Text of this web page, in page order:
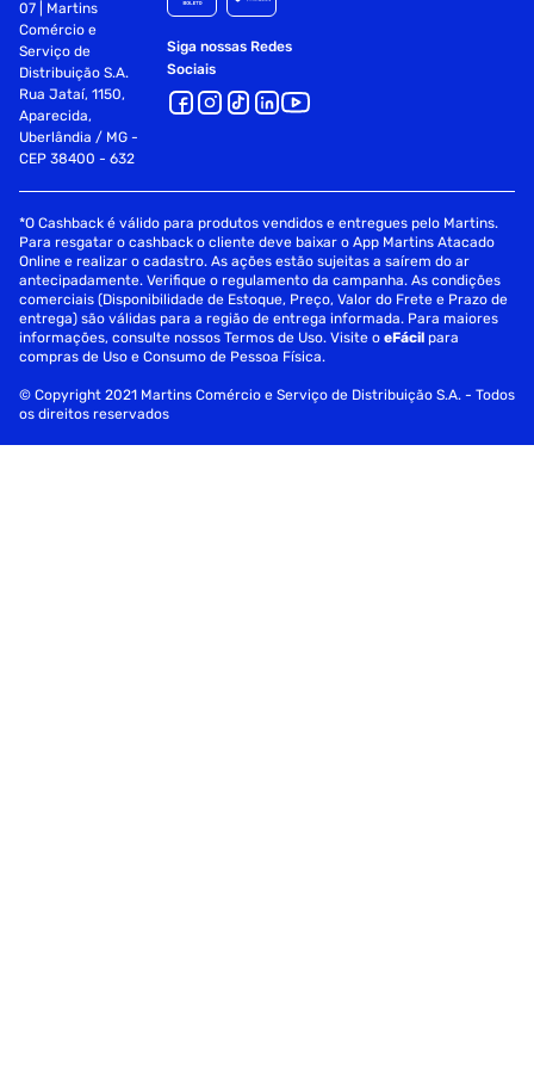
07 | Martins
Comércio e
Serviço de
Distribuição S.A.
Rua Jataí, 1150,
Aparecida,
Uberlândia / MG -
CEP 38400 - 632
Siga nossas Redes
Sociais
*O Cashback é válido para produtos vendidos e entregues pelo Martins.
Para resgatar o cashback o cliente deve baixar o App Martins Atacado
Online e realizar o cadastro. As ações estão sujeitas a saírem do ar
antecipadamente. Verifique o regulamento da campanha. As condições
comerciais (Disponibilidade de Estoque, Preço, Valor do Frete e Prazo de
entrega) são válidas para a região de entrega informada. Para maiores
informações, consulte nossos Termos de Uso. Visite oeFácil para
compras de Uso e Consumo de Pessoa Física.
© Copyright 2021 Martins Comércio e Serviço de Distribuição S.A. - Todos
os direitos reservados